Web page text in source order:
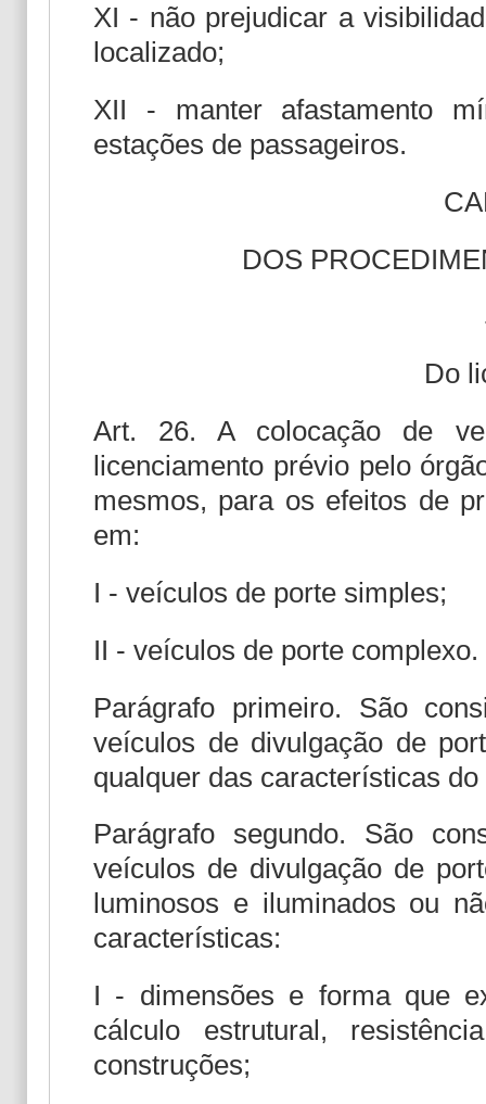
XI - não prejudicar a
localizado;
XII - manter afastamento
estações de passageiros.
DOS
Do
Art. 26. A colocação de
licenciamento prévio pelo
mesmos, para os efeitos de
em:
I - veículos de porte simples;
II - veículos de porte complexo.
Parágrafo primeiro. São
veículos de divulgação de
qualquer das características
Parágrafo segundo. São
veículos de divulgação de
luminosos e iluminados ou
características:
I - dimensões e forma que
cálculo estrutural,
construções;